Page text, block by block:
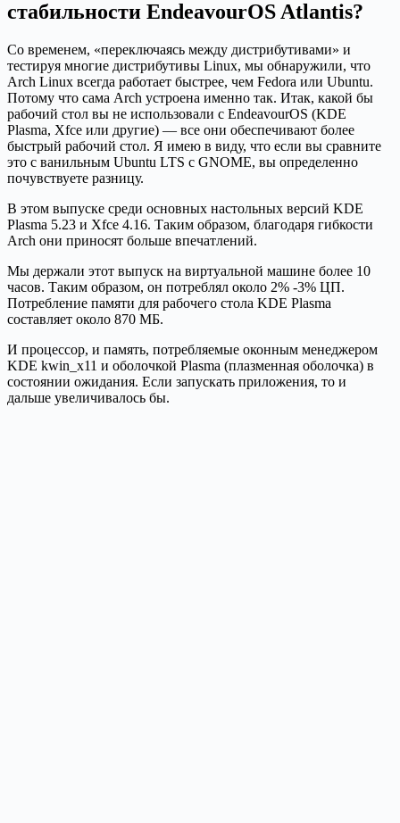
стабильности EndeavourOS Atlantis?
Со временем, «переключаясь между дистрибутивами» и
тестируя многие дистрибутивы Linux, мы обнаружили, что
Arch Linux всегда работает быстрее, чем Fedora или Ubuntu.
Потому что сама Arch устроена именно так. Итак, какой бы
рабочий стол вы не использовали с EndeavourOS (KDE
Plasma, Xfce или другие) — все они обеспечивают более
быстрый рабочий стол. Я имею в виду, что если вы сравните
это с ванильным Ubuntu LTS с GNOME, вы определенно
почувствуете разницу.
В этом выпуске среди основных настольных версий KDE
Plasma 5.23 и Xfce 4.16. Таким образом, благодаря гибкости
Arch они приносят больше впечатлений.
Мы держали этот выпуск на виртуальной машине более 10
часов. Таким образом, он потреблял около 2% -3% ЦП.
Потребление памяти для рабочего стола KDE Plasma
составляет около 870 МБ.
И процессор, и память, потребляемые оконным менеджером
KDE kwin_x11 и оболочкой Plasma (плазменная оболочка) в
состоянии ожидания. Если запускать приложения, то и
дальше увеличивалось бы.